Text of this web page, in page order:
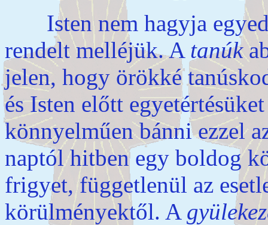
Isten nem hagyja
rendelt melléjük. A tanúk
jelen, hogy örökké
és Isten előtt
könnyelműen bánni ezzel
naptól hitben egy boldog
frigyet, függetlenül az
körülményektől. A